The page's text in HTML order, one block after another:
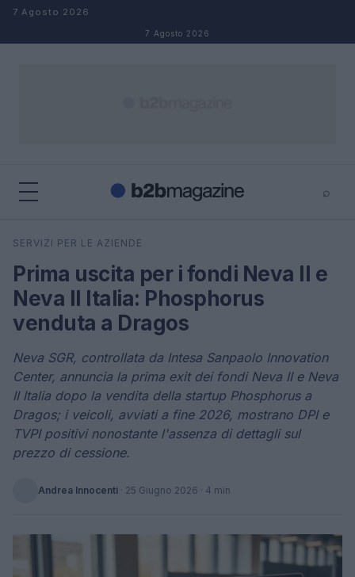
Salta al contenuto
7 Agosto 2026
7 Agosto 2026
⌕
Cerca
SERVIZI PER LE AZIENDE
Prima uscita per i fondi Neva II e
Neva II Italia: Phosphorus
venduta a Dragos
Neva SGR, controllata da Intesa Sanpaolo Innovation
Center, annuncia la prima exit dei fondi Neva II e Neva
II Italia dopo la vendita della startup Phosphorus a
Dragos; i veicoli, avviati a fine 2026, mostrano DPI e
TVPI positivi nonostante l'assenza di dettagli sul
prezzo di cessione.
Andrea Innocenti · 25 Giugno 2026 · 4 min